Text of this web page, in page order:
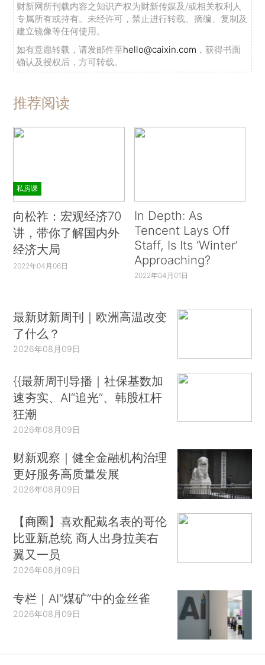
财新网所刊载内容之知识产权为财新传媒及/或相关权利人
专属所有或持有。未经许可，禁止进行转载、摘编、复制及
建立镜像等任何使用。
如有意愿转载，请发邮件至hello@caixin.com ，获得书面
确认及授权后，方可转载。
推荐阅读
私房课
向松祚：宏观经济70
讲，带你了解国内外
经济大局
2022年04月06日
In Depth: As
Tencent Lays Off
Staff, Is Its ‘Winter’
Approaching?
2022年04月01日
最新财新周刊｜欧洲高温改变
了什么？
2026年08月09日
{{最新周刊导播｜社保基数加
速夯实、AI“追光”、韩股杠杆
狂潮
2026年08月09日
财新观察｜健全金融机构治理
更好服务高质量发展
2026年08月09日
【商圈】喜欢配戴名表的哥伦
比亚新总统 商人出身拉美右
翼又一员
2026年08月09日
专栏｜AI“煤矿”中的金丝雀
2026年08月09日